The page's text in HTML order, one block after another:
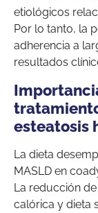
etiológicos
Por lo tanto, la
adherencia a
resultados
esteatosis
La dieta
MASLD en
La reducción
calórica y dieta